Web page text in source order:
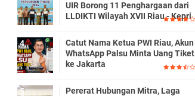
UIR Borong 11 Penghargaan dari
LLDIKTI Wilayah XVII Riau - Kepri
Catut Nama Ketua PWI Riau, Akun
WhatsApp Palsu Minta Uang Tiket
ke Jakarta
Pererat Hubungan Mitra, Laga